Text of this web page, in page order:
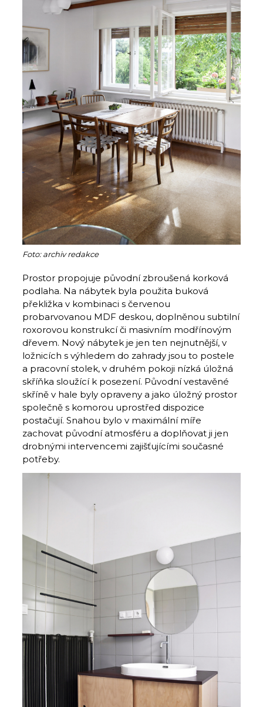
Foto: archiv redakce
Prostor propojuje původní zbroušená korková
podlaha. Na nábytek byla použita buková
překližka v kombinaci s červenou
probarvovanou MDF deskou, doplněnou subtilní
roxorovou konstrukcí či masivním modřínovým
dřevem. Nový nábytek je jen ten nejnutnější, v
ložnicích s výhledem do zahrady jsou to postele
a pracovní stolek, v druhém pokoji nízká úložná
skříňka sloužící k posezení. Původní vestavěné
skříně v hale byly opraveny a jako úložný prostor
společně s komorou uprostřed dispozice
postačují. Snahou bylo v maximální míře
zachovat původní atmosféru a doplňovat ji jen
drobnými intervencemi zajišťujícími současné
potřeby.